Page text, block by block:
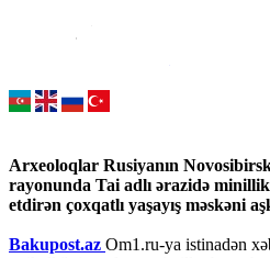
Arxeoloqlar Rusiyanın
rayonunda Tai adlı ərazidə
etdirən çoxqatlı yaşayış məskəni
Bakupost.az Om1.ru-ya istinadən